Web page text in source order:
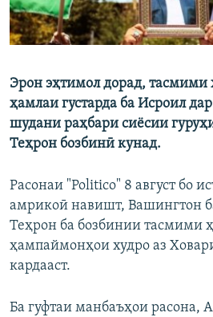
Эрон эҳтимол дорад, тасмими
ҳамлаи густарда ба Исроил
шудани раҳбари сиёсии
Теҳрон бозбинӣ кунад.
Расонаи "Politico" 8 август бо
амрикоӣ навишт, Вашингтон
Теҳрон ба бозбинии тасмими
ҳампаймонҳои худро аз
кардааст.
Ба гуфтаи манбаъҳои расона,